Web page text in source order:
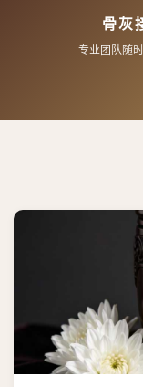
骨灰
专业团队随